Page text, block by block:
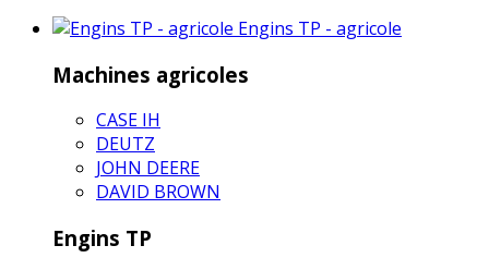
Engins TP - agricole
Machines agricoles
CASE IH
DEUTZ
JOHN DEERE
DAVID BROWN
Engins TP